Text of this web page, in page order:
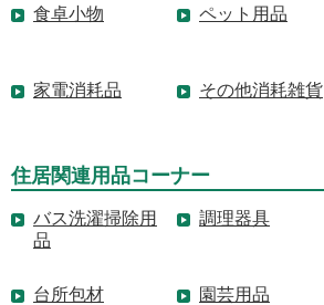
食卓小物 ペット用品
家電消耗品 その他消耗雑貨
住居関連用品コーナー
バス洗濯掃除用
品
調理器具
台所包材 園芸用品